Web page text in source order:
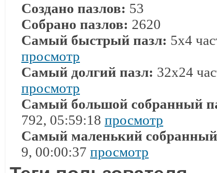
Создано пазлов: 53
Собрано пазлов: 2620
Самый быстрый пазл: 5x4
просмотр
Самый долгий пазл: 32x24
просмотр
Самый большой собранный
792, 05:59:18 просмотр
Самый маленький
9, 00:00:37 просмотр